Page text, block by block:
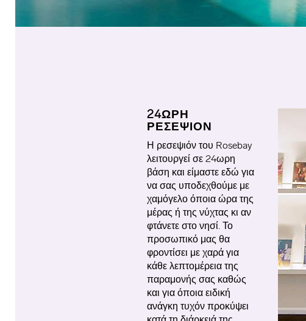
24ΩΡΗ
ΡΕΣΕΨΙΟΝ
Η ρεσεψιόν του Rosebay
λειτουργεί σε 24ωρη
βάση και είμαστε εδώ για
να σας υποδεχθούμε με
χαμόγελο όποια ώρα της
μέρας ή της νύχτας κι αν
φτάνετε στο νησί. Το
προσωπικό μας θα
φροντίσει με χαρά για
κάθε λεπτομέρεια της
παραμονής σας καθώς
και για όποια ειδική
ανάγκη τυχόν προκύψει